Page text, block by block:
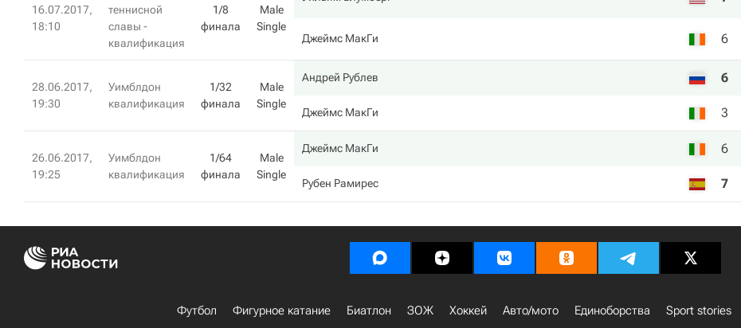
16.07.2017,
18:10
теннисной
славы -
квалификация
1/8
финала
Male
Single
Джеймс МакГи 6
28.06.2017,
19:30
Уимблдон
квалификация
1/32
финала
Male
Single
Андрей Рублев 6
Джеймс МакГи 3
26.06.2017,
19:25
Уимблдон
квалификация
1/64
финала
Male
Single
Джеймс МакГи 6
Рубен Рамирес 7
Футбол Фигурное катание Биатлон ЗОЖ Хоккей Авто/мото Единоборства Sport stories